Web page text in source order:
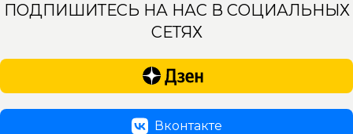
ПОДПИШИТЕСЬ НА НАС В СОЦИАЛЬНЫХ
СЕТЯХ
Вконтакте